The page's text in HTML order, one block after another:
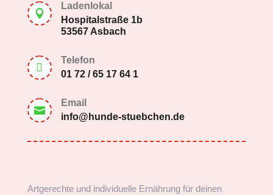

Ladenlokal
Hospitalstraße 1b
53567 Asbach

Telefon
01 72 / 65 17 64 1

Email
info@hunde-stuebchen.de
Artgerechte und individuelle Ernährung für deinen